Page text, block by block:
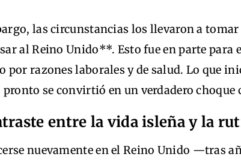
las circunstancias los llevaron a
al Reino Unido**. Esto fue en parte para
por razones laborales y de salud. Lo que
se convirtió en un verdadero
entre la vida isleña y la
nuevamente en el Reino Unido —tras